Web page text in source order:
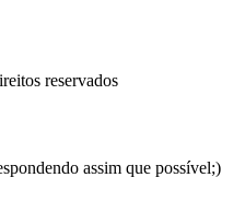
reservados
assim que possível;)